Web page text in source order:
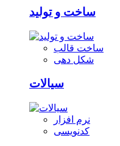
ساخت و تولید
ساخت قالب
شکل دهی
سیالات
نرم افزار
کدنویسی